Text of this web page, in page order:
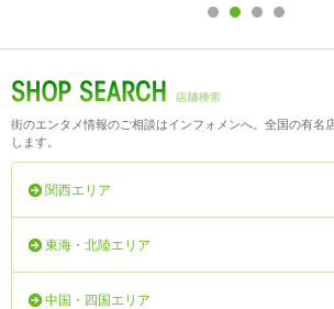
街のエンタメ情報のご相談はインフォメンへ。全国の有名
します。
関西エリア
東海・北陸エリア
中国・四国エリア